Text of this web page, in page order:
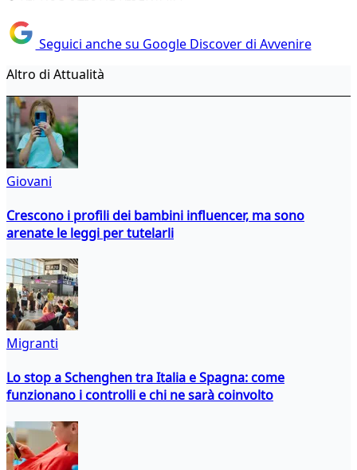
Seguici anche su Google Discover di Avvenire
Altro di Attualità
Giovani
Crescono i profili dei bambini influencer, ma sono
arenate le leggi per tutelarli
Migranti
Lo stop a Schenghen tra Italia e Spagna: come
funzionano i controlli e chi ne sarà coinvolto